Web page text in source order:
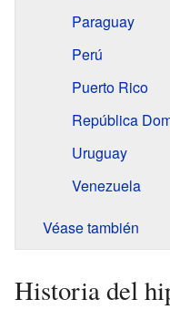
Paraguay
Perú
Puerto Rico
República
Uruguay
Venezuela
Véase también
Historia del